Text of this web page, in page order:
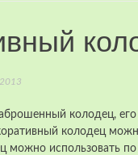
колодец,
колодец
можно использовать